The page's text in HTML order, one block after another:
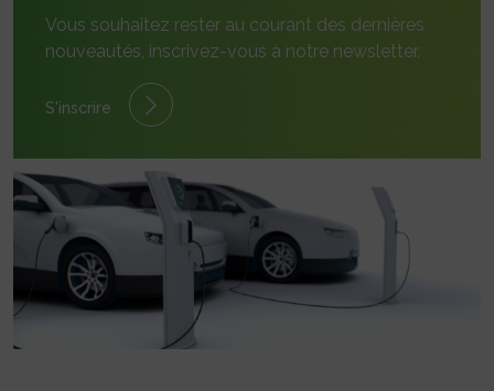
Vous souhaitez rester au courant des dernières
nouveautés, inscrivez-vous à notre newsletter.
S'inscrire